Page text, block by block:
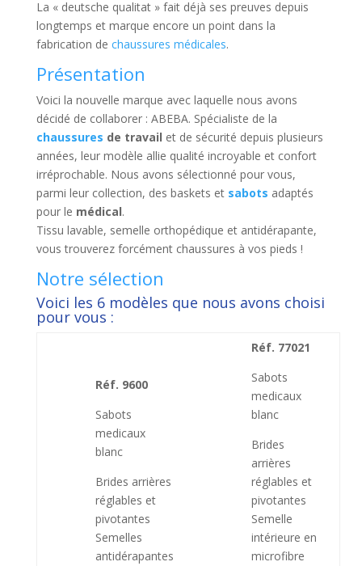
La « deutsche qualitat » fait déjà ses preuves depuis
longtemps et marque encore un point dans la
fabrication de chaussures médicales.
Présentation
Voici la nouvelle marque avec laquelle nous avons
décidé de collaborer : ABEBA. Spécialiste de la
chaussures de travail et de sécurité depuis plusieurs
années, leur modèle allie qualité incroyable et confort
irréprochable. Nous avons sélectionné pour vous,
parmi leur collection, des baskets et sabots adaptés
pour le médical.
Tissu lavable, semelle orthopédique et antidérapante,
vous trouverez forcément chaussures à vos pieds !
Notre sélection
Voici les 6 modèles que nous avons choisi
pour vous :
Réf. 9600
Sabots
medicaux
blanc
Brides arrières
réglables et
pivotantes
Semelles
antidérapantes
Réf. 77021
Sabots
medicaux
blanc
Brides
arrières
réglables et
pivotantes
Semelle
intérieure en
microfibre